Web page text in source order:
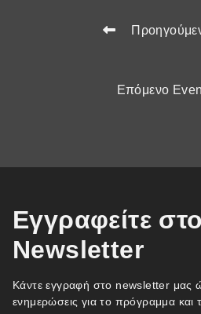
Επόμενο
Εγγραφείτε στο
Newsletter
Κάντε εγγραφή στο newsletter μας
ενημερώσεις για το πρόγραμμα και